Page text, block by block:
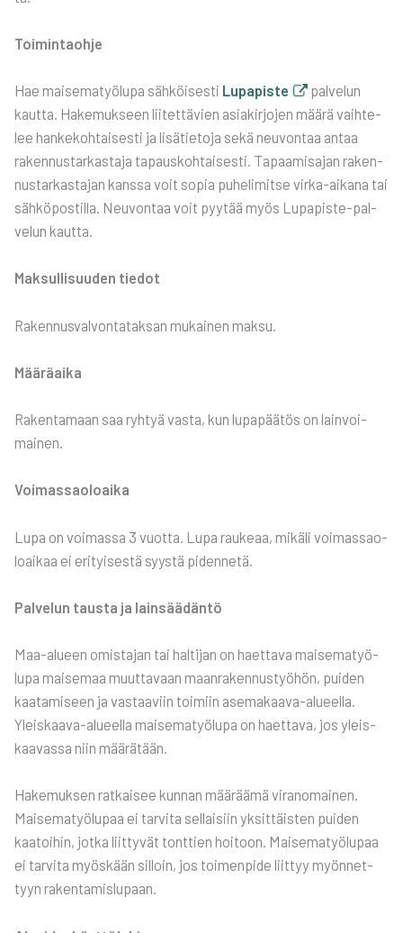
Toi­min­taoh­je
Hae mai­se­ma­työ­lu­pa säh­köi­ses­ti Lupa­pis­te
pal­ve­lun
kaut­ta. Hake­muk­seen lii­tet­tä­vien asia­kir­jo­jen mää­rä vaih­te­
lee han­ke­koh­tai­ses­ti ja lisä­tie­to­ja sekä neu­von­taa antaa
raken­nus­tar­kas­ta­ja tapaus­koh­tai­ses­ti. Tapaa­mi­sa­jan raken­
nus­tar­kas­ta­jan kans­sa voit sopia puhe­li­mit­se vir­ka-aika­na tai
säh­kö­pos­til­la. Neu­von­taa voit pyy­tää myös Lupa­pis­te-pal­
ve­lun kaut­ta.
Mak­sul­li­suu­den tie­dot
Raken­nus­val­von­ta­tak­san mukai­nen mak­su.
Mää­rä­ai­ka
Raken­ta­maan saa ryh­tyä vas­ta, kun lupa­pää­tös on lain­voi­
mai­nen.
Voi­mas­sao­loai­ka
Lupa on voi­mas­sa 3 vuot­ta. Lupa rau­ke­aa, mikä­li voi­mas­sao­
loai­kaa ei eri­tyi­ses­tä syys­tä piden­ne­tä.
Pal­ve­lun taus­ta ja lain­sää­dän­tö
Maa-alu­een omis­ta­jan tai hal­ti­jan on haet­ta­va mai­se­ma­työ­
lu­pa mai­se­maa muut­ta­vaan maan­ra­ken­nus­työ­hön, pui­den
kaa­ta­mi­seen ja vas­taa­viin toi­miin ase­ma­kaa­va-alu­eel­la.
Yleis­kaa­va-alu­eel­la mai­se­ma­työ­lu­pa on haet­ta­va, jos yleis­
kaa­vas­sa niin mää­rä­tään.
Hake­muk­sen rat­kai­see kun­nan mää­rää­mä viran­omai­nen.
Mai­se­ma­työ­lu­paa ei tar­vi­ta sel­lai­siin yksit­täis­ten pui­den
kaa­toi­hin, jot­ka liit­ty­vät tont­tien hoi­toon. Mai­se­ma­työ­lu­paa
ei tar­vi­ta myös­kään sil­loin, jos toi­men­pi­de liit­tyy myön­net­
tyyn raken­ta­mis­lu­paan.